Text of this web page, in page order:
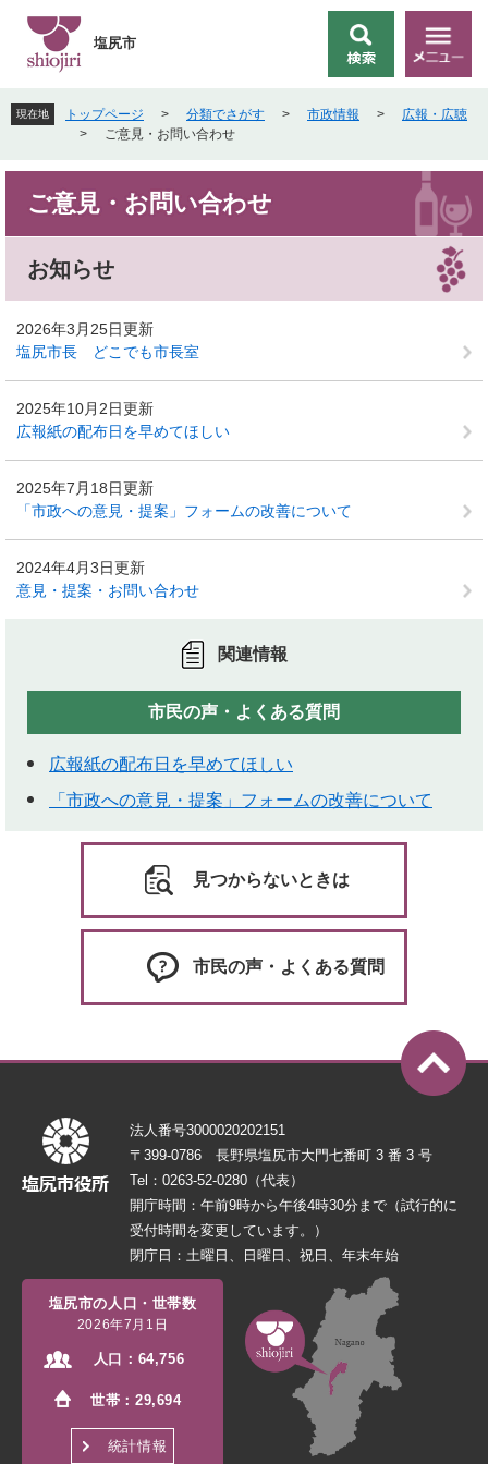
先
頭
す
を
飛
し
文
索
メ
ニ
ー
塩尻市
現在地 トップページ > 分類でさがす > 市政情報 >
広報・広聴
>
ご意見・お問い合わせ
ご意見・お問い合わせ
お知らせ
2026年3月25日更新
塩尻市長 どこでも市長室
2025年10月2日更新
広報紙の配布日を早めてほしい
2025年7月18日更新
「市政への意見・提案」フォームの改善について
2024年4月3日更新
意見・提案・お問い合わせ
関連情報
市民の声・よくある質問
広報紙の配布日を早めてほしい
「市政への意見・提案」フォームの改善について
見つからないときは
市民の声・よくある質問
法人番号3000020202151
〒399-0786 長野県塩尻市大門七番町 3 番 3 号
Tel：0263-52-0280（代表）
開庁時間：午前9時から午後4時30分まで（試行的に
受付時間を変更しています。）
閉庁日：土曜日、日曜日、祝日、年末年始
塩尻市の人口・世帯数
2026年7月1日
人口： 64,756
世帯：29,694
統計情報